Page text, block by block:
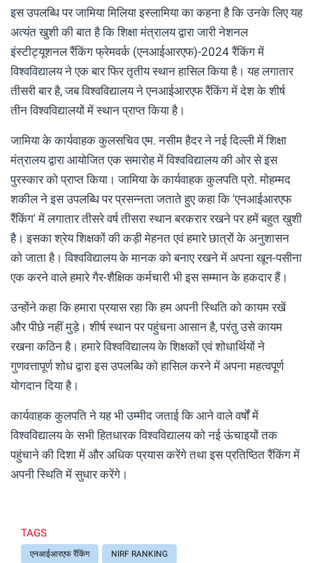
इस उपलब्धि पर जामिया मिलिया इस्लामिया का कहना है कि उनके लिए यह
अत्यंत खुशी की बात है कि शिक्षा मंत्रालय द्वारा जारी नेशनल
इंस्टीट्यूशनल रैंकिंग फ्रेमवर्क (एनआईआरएफ)-2024 रैंकिंग में
विश्वविद्यालय ने एक बार फिर तृतीय स्थान हासिल किया है। यह लगातार
तीसरी बार है, जब विश्वविद्यालय ने एनआईआरएफ रैंकिंग में देश के शीर्ष
तीन विश्वविद्यालयों में स्थान प्राप्त किया है।
जामिया के कार्यवाहक कुलसचिव एम. नसीम हैदर ने नई दिल्ली में शिक्षा
मंत्रालय द्वारा आयोजित एक समारोह में विश्वविद्यालय की ओर से इस
पुरस्कार को प्राप्त किया। जामिया के कार्यवाहक कुलपति प्रो. मोहम्मद
शकील ने इस उपलब्धि पर प्रसन्नता जताते हुए कहा कि 'एनआईआरएफ
रैंकिंग' में लगातार तीसरे वर्ष तीसरा स्थान बरकरार रखने पर हमें बहुत खुशी
है। इसका श्रेय शिक्षकों की कड़ी मेहनत एवं हमारे छात्रों के अनुशासन
को जाता है। विश्वविद्यालय के मानक को बनाए रखने में अपना खून-पसीना
एक करने वाले हमारे गैर-शैक्षिक कर्मचारी भी इस सम्मान के हकदार हैं।
उन्होंने कहा कि हमारा प्रयास रहा कि हम अपनी स्थिति को कायम रखें
और पीछे नहीं मुड़े। शीर्ष स्थान पर पहुंचना आसान है, परंतु उसे कायम
रखना कठिन है। हमारे विश्वविद्यालय के शिक्षकों एवं शोधार्थियों ने
गुणवत्तापूर्ण शोध द्वारा इस उपलब्धि को हासिल करने में अपना महत्वपूर्ण
योगदान दिया है।
कार्यवाहक कुलपति ने यह भी उम्मीद जताई कि आने वाले वर्षों में
विश्वविद्यालय के सभी हितधारक विश्वविद्यालय को नई ऊंचाइयों तक
पहुंचाने की दिशा में और अधिक प्रयास करेंगे तथा इस प्रतिष्ठित रैंकिंग में
अपनी स्थिति में सुधार करेंगे।
TAGS
एनआईआरएफ रैंकिंग NIRF RANKING